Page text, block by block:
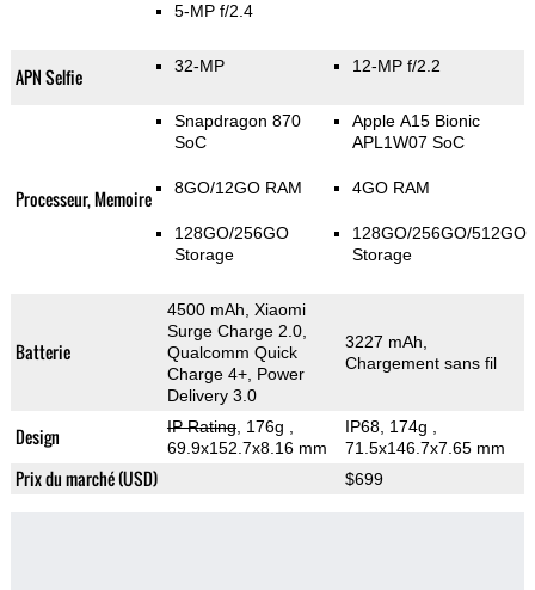
5-MP f/2.4
APN Selfie 32-MP 12-MP f/2.2
Processeur, Memoire
Snapdragon 870
SoC
8GO/12GO RAM
128GO/256GO
Storage
Apple A15 Bionic
APL1W07 SoC
4GO RAM
128GO/256GO/512GO
Storage
Batterie
4500 mAh, Xiaomi
Surge Charge 2.0,
Qualcomm Quick
Charge 4+, Power
Delivery 3.0
3227 mAh,
Chargement sans fil
Design IP Rating, 176g
69.9x152.7x8.16 mm
IP68, 174g
71.5x146.7x7.65 mm
Prix du marché (USD) $699